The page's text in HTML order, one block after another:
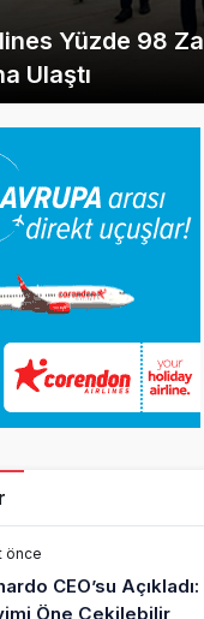
Yüzde 98
Ulaştı
önce
CEO’su
Öne Çekilebilir